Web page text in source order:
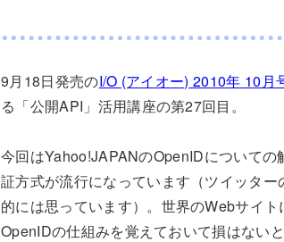
9月18日発売のI/O (アイオー) 2010年 10月
る「公開API」活用講座の第27回目。
今回はYahoo!JAPANのOpenIDについて
証方式が流行になっています（ツイッタ
的には思っています）。世界のWebサイ
OpenIDの仕組みを覚えておいて損はないと